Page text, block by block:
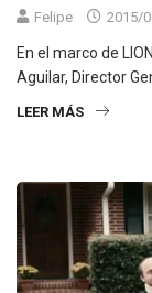
Felipe 2015/
En el marco de
Aguilar, Director
LEER MÁS